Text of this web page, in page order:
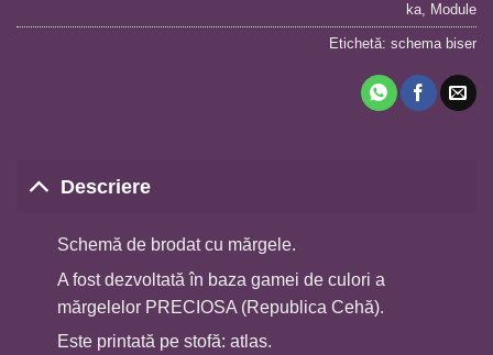
ka, Module
Etichetă: schema biser
Descriere
Schemă de brodat cu mărgele.
A fost dezvoltată în baza gamei de culori a
mărgelelor PRECIOSA (Republica Cehă).
Este printată pe stofă: atlas.